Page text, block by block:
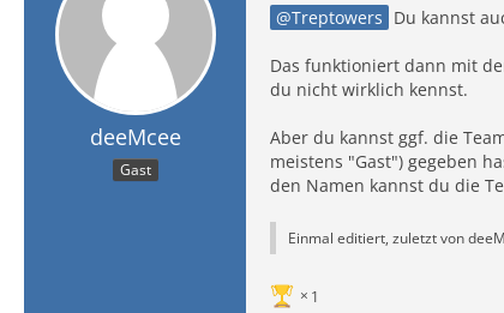
deeMcee
Gast
Treptowers Du kannst
Das funktioniert dann mit
du nicht wirklich kennst.
Aber du kannst ggf. die
meistens "Gast") gegeben
den Namen kannst du die
Einmal editiert, zuletzt von
1